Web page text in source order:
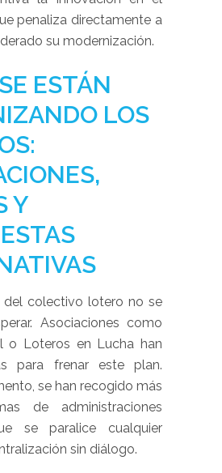
penaliza directamente a
su modernización.
ESTÁN
LOS
Y
del colectivo lotero no se
Asociaciones como
o Loteros en Lucha han
para frenar este plan.
se han recogido más
de administraciones
se paralice cualquier
sin diálogo.